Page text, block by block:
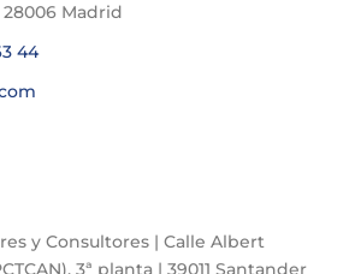
28006 Madrid
44
y Consultores | Calle Albert
3ª planta | 39011 Santander